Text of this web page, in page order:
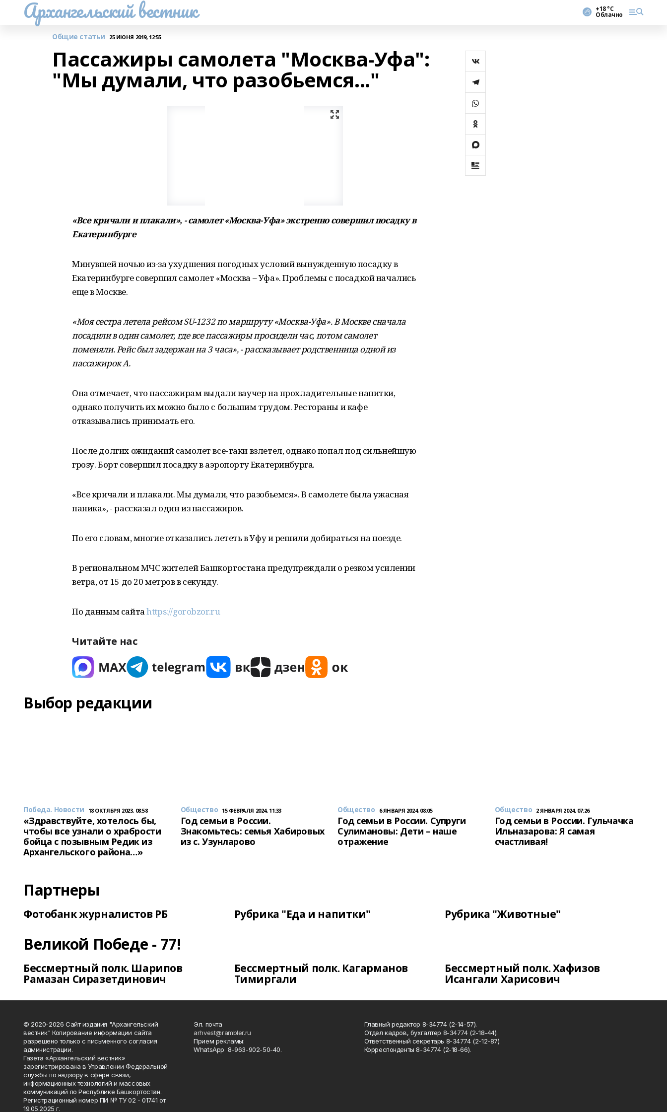
Архангельский вестник +18 °С
Облачно
Общие статьи 25 ИЮНЯ 2019, 12:55
Пассажиры самолета "Москва-Уфа":
"Мы думали, что разобьемся..."
«Все кричали и плакали», - самолет «Москва-Уфа» экстренно совершил посадку в
Екатеринбурге
Минувшей ночью из-за ухудшения погодных условий вынужденную посадку в
Екатеринбурге совершил самолет «Москва – Уфа». Проблемы с посадкой начались
еще в Москве.
«Моя сестра летела рейсом SU-1232 по маршруту «Москва-Уфа». В Москве сначала
посадили в один самолет, где все пассажиры просидели час, потом самолет
поменяли. Рейс был задержан на 3 часа», - рассказывает родственница одной из
пассажирок А.
Она отмечает, что пассажирам выдали ваучер на прохладительные напитки,
однако получить их можно было с большим трудом. Рестораны и кафе
отказывались принимать его.
После долгих ожиданий самолет все-таки взлетел, однако попал под сильнейшую
грозу. Борт совершил посадку в аэропорту Екатеринбурга.
«Все кричали и плакали. Мы думали, что разобьемся». В самолете была ужасная
паника», - рассказал один из пассажиров.
По его словам, многие отказались лететь в Уфу и решили добираться на поезде.
В региональном МЧС жителей Башкортостана предупреждали о резком усилении
ветра, от 15 до 20 метров в секунду.
По данным сайтаhttps://gorobzor.ru
Читайте нас
Выбор редакции
Победа. Новости 18 ОКТЯБРЯ 2023, 08:58
«Здравствуйте, хотелось бы,
чтобы все узнали о храбрости
бойца с позывным Редик из
Архангельского района…»
Общество 15 ФЕВРАЛЯ 2024, 11:33
Год семьи в России.
Знакомьтесь: семья Хабировых
из с. Узунларово
Общество 6 ЯНВАРЯ 2024, 08:05
Год семьи в России. Супруги
Сулимановы: Дети – наше
отражение
Общество 2 ЯНВАРЯ 2024, 07:26
Год семьи в России. Гульчачка
Ильназарова: Я самая
счастливая!
Партнеры
Фотобанк журналистов РБ Рубрика "Еда и напитки" Рубрика "Животные"
Великой Победе - 77!
Бессмертный полк. Шарипов
Рамазан Сиразетдинович
Бессмертный полк. Кагарманов
Тимиргали
Бессмертный полк. Хафизов
Исангали Харисович
© 2020-2026 Сайт издания "Архангельский
вестник" Копирование информации сайта
разрешено только с письменного согласия
администрации.
Газета «Архангельский вестник»
зарегистрирована в Управлении Федеральной
службы по надзору в сфере связи,
информационных технологий и массовых
коммуникаций по Республике Башкортостан.
Регистрационный номер ПИ № ТУ 02 - 01741 от
19.05.2025 г.
Эл. почта
arhvest@rambler.ru
Прием рекламы:
WhatsApp 8-963-902-50-40.
Главный редактор 8-34774 (2-14-57).
Отдел кадров, бухгалтер 8-34774 (2-18-44).
Ответственный секретарь 8-34774 (2-12-87).
Корреспонденты 8-34774 (2-18-66).